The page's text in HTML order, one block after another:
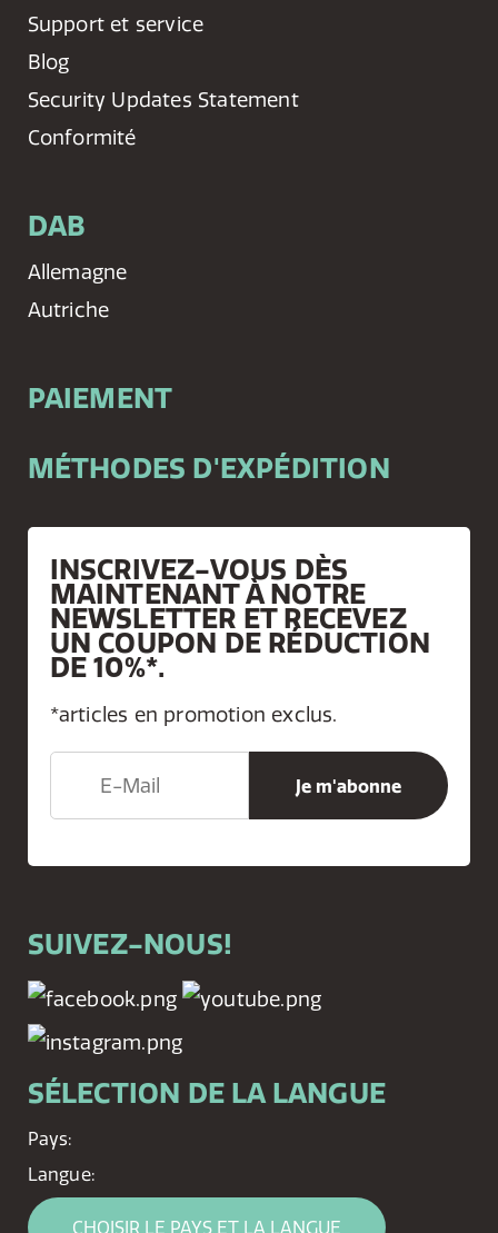
Support et service
Blog
Security Updates Statement
Conformité
DAB
Allemagne
Autriche
PAIEMENT
MÉTHODES D'EXPÉDITION
INSCRIVEZ-VOUS DÈS
MAINTENANT À NOTRE
NEWSLETTER ET RECEVEZ
UN COUPON DE RÉDUCTION
DE 10%*.
*articles en promotion exclus.
SUIVEZ-NOUS!
SÉLECTION DE LA LANGUE
Pays:
Langue:
CHOISIR LE PAYS ET LA LANGUE